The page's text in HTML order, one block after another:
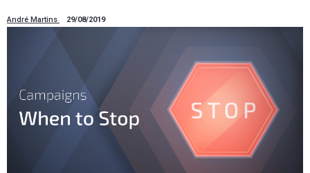
André Martins 29/08/2019